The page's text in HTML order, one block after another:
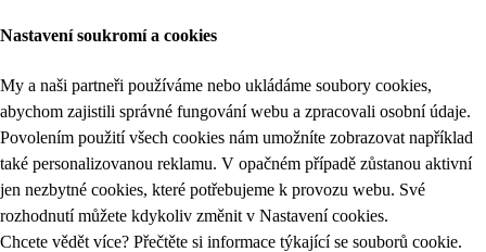
Nastavení soukromí a cookies
My a naši partneři používáme nebo ukládáme soubory cookies,
abychom zajistili správné fungování webu a zpracovali osobní údaje.
Povolením použití všech cookies nám umožníte zobrazovat například
také personalizovanou reklamu. V opačném případě zůstanou aktivní
jen nezbytné cookies, které potřebujeme k provozu webu. Své
rozhodnutí můžete kdykoliv změnit v Nastavení cookies.
Chcete vědět více? Přečtěte si informace týkající se souborů cookie.